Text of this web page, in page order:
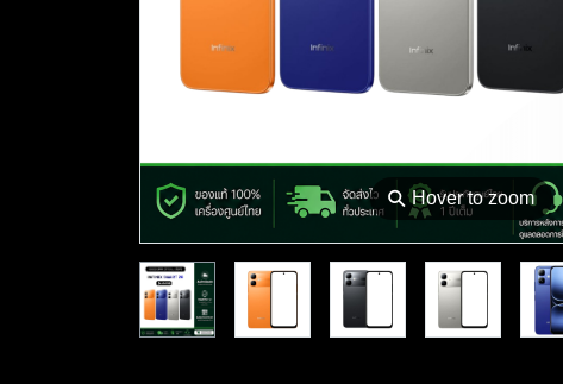
⚲Hover to zoom